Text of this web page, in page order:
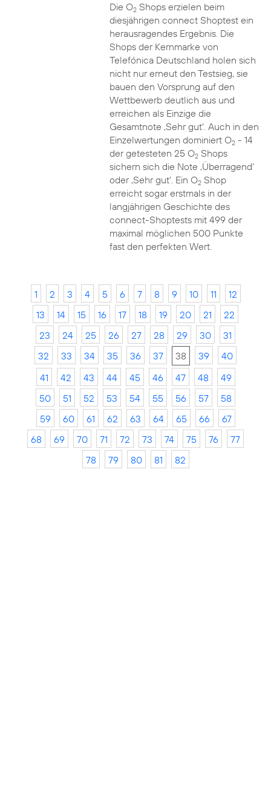
Die O2Shops erzielen beim
diesjährigen connect Shoptest ein
herausragendes Ergebnis. Die
Shops der Kernmarke von
Telefónica Deutschland holen sich
nicht nur erneut den Testsieg, sie
bauen den Vorsprung auf den
Wettbewerb deutlich aus und
erreichen als Einzige die
Gesamtnote ‚Sehr gut‘. Auch in den
Einzelwertungen dominiert O2- 14
der getesteten 25 O2Shops
sichern sich die Note ‚Überragend‘
oder ‚Sehr gut‘. Ein O2Shop
erreicht sogar erstmals in der
langjährigen Geschichte des
connect-Shoptests mit 499 der
maximal möglichen 500 Punkte
fast den perfekten Wert.
1 2 3 4 5 6 7 8 9 10 11
12
13
14 15 16 17 18 19 20 21
22
23
24 25 26 27 28 29 30
31
32
33 34 35 36 37 38 39
40
41
42 43 44 45 46 47 48
49
50
51 52 53 54 55 56 57
58
59
60 61 62 63 64 65 66
67
68
69 70 71 72 73 74 75 76
77
78
79 80 81 82